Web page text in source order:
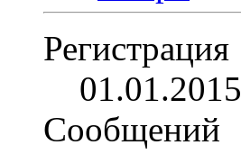
Регистрация
01.01.2015
Сообщений